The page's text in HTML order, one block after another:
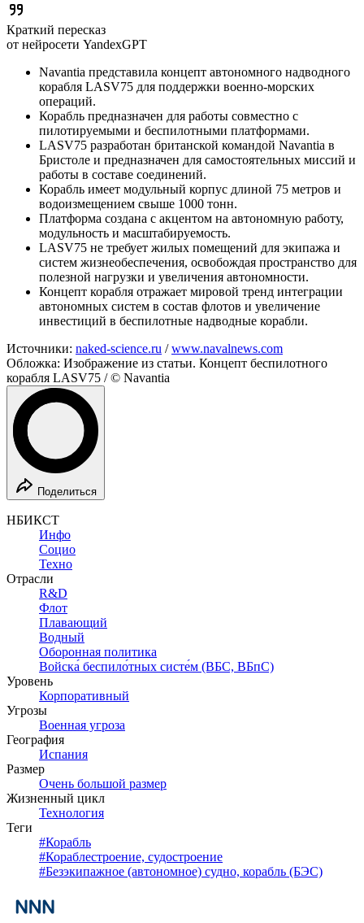
Краткий пересказ
от нейросети YandexGPT
Navantia представила концепт автономного надводного
корабля LASV75 для поддержки военно-морских
операций.
Корабль предназначен для работы совместно с
пилотируемыми и беспилотными платформами.
LASV75 разработан британской командой Navantia в
Бристоле и предназначен для самостоятельных миссий и
работы в составе соединений.
Корабль имеет модульный корпус длиной 75 метров и
водоизмещением свыше 1000 тонн.
Платформа создана с акцентом на автономную работу,
модульность и масштабируемость.
LASV75 не требует жилых помещений для экипажа и
систем жизнеобеспечения, освобождая пространство для
полезной нагрузки и увеличения автономности.
Концепт корабля отражает мировой тренд интеграции
автономных систем в состав флотов и увеличение
инвестиций в беспилотные надводные корабли.
Источники: naked-science.ru /www.navalnews.com
Обложка: Изображение из статьи. Концепт беспилотного
корабля LASV75 / © Navantia
Поделиться
НБИКСТ
Инфо
Социо
Техно
Отрасли
R&D
Флот
Плавающий
Водный
Оборонная политика
Войска́ беспило́тных систе́м (ВБС, ВБпС)
Уровень
Корпоративный
Угрозы
Военная угроза
География
Испания
Размер
Очень большой размер
Жизненный цикл
Технология
Теги
#Корабль
#Кораблестроение, судостроение
#Безэкипажное (автономное) судно, корабль (БЭС)